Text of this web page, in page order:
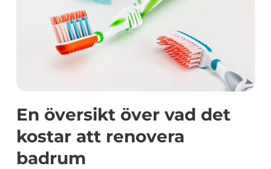
En översikt över vad det
kostar att renovera
badrum